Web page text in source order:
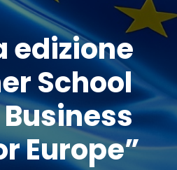
edizione
School
Europe”